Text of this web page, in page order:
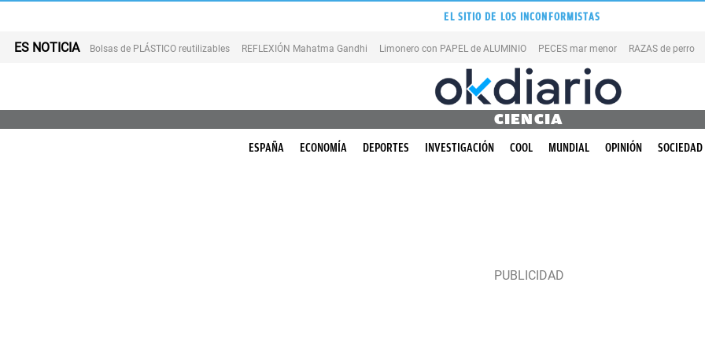
EL SITIO DE LOS INCONFORMISTAS
ES NOTICIA Bolsas de PLÁSTICO reutilizables REFLEXIÓN Mahatma Gandhi Limonero con PAPEL de ALUMINIO PECES mar menor RAZAS de perro
CIENCIA
ESPAÑA ECONOMÍA DEPORTES INVESTIGACIÓN COOL MUNDIAL OPINIÓN SOCIEDAD